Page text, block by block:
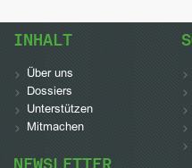
INHALT
Über uns
Dossiers
Unterstützen
Mitmachen
NEWSLETTER